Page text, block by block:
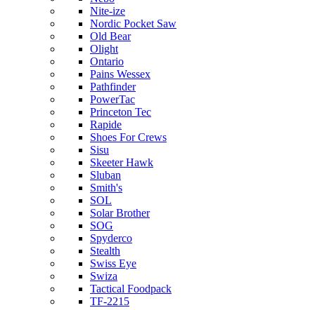
Nite-ize
Nordic Pocket Saw
Old Bear
Olight
Ontario
Pains Wessex
Pathfinder
PowerTac
Princeton Tec
Rapide
Shoes For Crews
Sisu
Skeeter Hawk
Sluban
Smith's
SOL
Solar Brother
SOG
Spyderco
Stealth
Swiss Eye
Swiza
Tactical Foodpack
TF-2215